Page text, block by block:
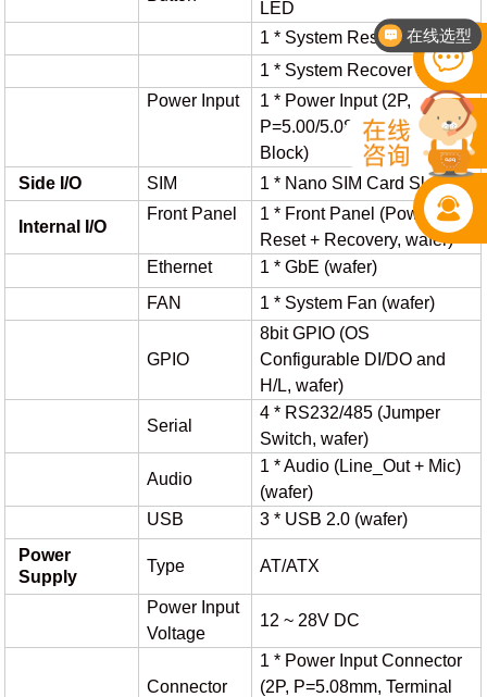
LED
1 * System Resetbutton
1 * System Recover button
Power Input
1 * Power Input (2P,
P=5.00/5.08, Terminal
Block)
Side I/O S IM 1 * Nano SIM Card Slots
Internal I/O
Front Panel
1 * Front Panel (Power +
Reset + Recovery, wafer)
Ethernet
1 * GbE (wafer)
FAN
1 * System Fan (wafer)
GPIO
8bitGPIO (OS
Configurable DI/DO and
H/L,wafer)
Serial
4 * RS232/485 (Jumper
Switch, wafer)
Audio
1 * Audio (Line_Out + Mic)
(wafer)
USB
3 * USB 2.0 (wafer)
Power
Supply
Type AT/ATX
Power Input
Voltage
12 ~ 28V DC
Connector
1 * Power Input Connector
(2P, P=5.08mm, Terminal
电话：400-702-7002